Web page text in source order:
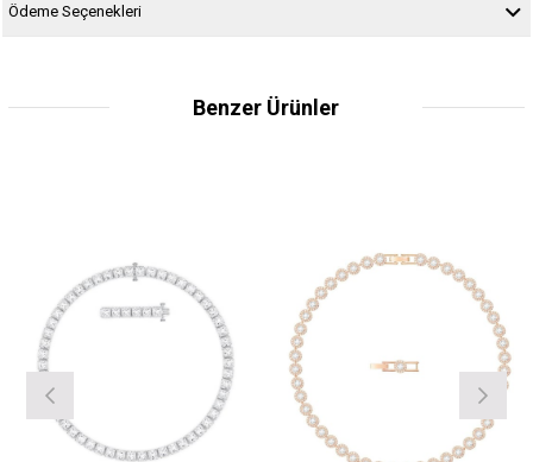
Ödeme Seçenekleri
Benzer Ürünler